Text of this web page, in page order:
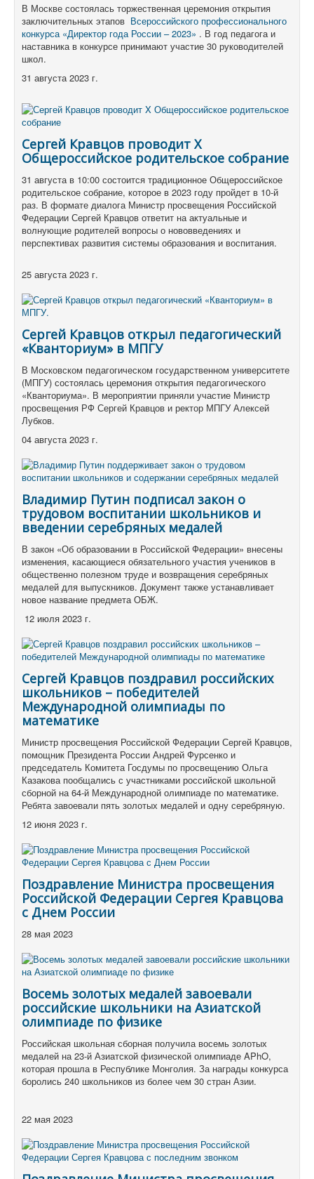
В Москве состоялась торжественная церемония открытия
заключительных этапов Всероссийского профессионального
конкурса «Директор года России – 2023» . В год педагога и
наставника в конкурсе принимают участие 30 руководителей
школ.
31 августа 2023 г.
Сергей Кравцов проводит X
Общероссийское родительское собрание
31 августа в 10:00 состоится традиционное Общероссийское
родительское собрание, которое в 2023 году пройдет в 10-й
раз. В формате диалога Министр просвещения Российской
Федерации Сергей Кравцов ответит на актуальные и
волнующие родителей вопросы о нововведениях и
перспективах развития системы образования и воспитания.
25 августа 2023 г.
Сергей Кравцов открыл педагогический
«Кванториум» в МПГУ
В Московском педагогическом государственном университете
(МПГУ) состоялась церемония открытия педагогического
«Кванториума». В мероприятии приняли участие Министр
просвещения РФ Сергей Кравцов и ректор МПГУ Алексей
Лубков.
04 августа 2023 г.
Владимир Путин подписал закон о
трудовом воспитании школьников и
введении серебряных медалей
В закон «Об образовании в Российской Федерации» внесены
изменения, касающиеся обязательного участия учеников в
общественно полезном труде и возвращения серебряных
медалей для выпускников. Документ также устанавливает
новое название предмета ОБЖ.
12 июля 2023 г.
Сергей Кравцов поздравил российских
школьников – победителей
Международной олимпиады по
математике
Министр просвещения Российской Федерации Сергей Кравцов,
помощник Президента России Андрей Фурсенко и
председатель Комитета Госдумы по просвещению Ольга
Казакова пообщались с участниками российской школьной
сборной на 64-й Международной олимпиаде по математике.
Ребята завоевали пять золотых медалей и одну серебряную.
12 июня 2023 г.
Поздравление Министра просвещения
Российской Федерации Сергея Кравцова
с Днем России
28 мая 2023
Восемь золотых медалей завоевали
российские школьники на Азиатской
олимпиаде по физике
Российская школьная сборная получила восемь золотых
медалей на 23-й Азиатской физической олимпиаде APhO,
которая прошла в Республике Монголия. За награды конкурса
боролись 240 школьников из более чем 30 стран Азии.
22 мая 2023